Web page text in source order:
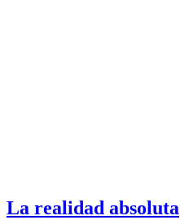
La realidad absoluta